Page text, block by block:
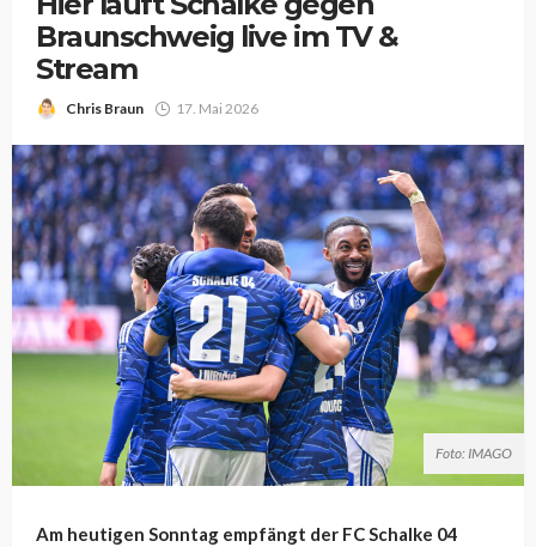
Braunschweig live im TV &
Stream
Chris Braun 17. Mai 2026
Foto: IMAGO
Am heutigen Sonntag empfängt der FC Schalke 04